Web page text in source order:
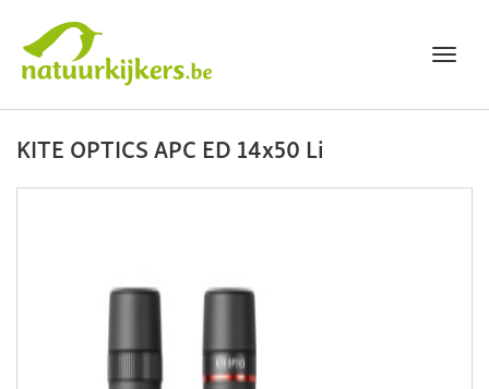
Natuurkijkers
KITE OPTICS APC ED 14x50 Li